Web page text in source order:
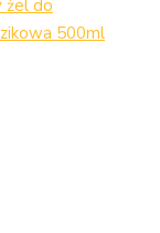
żel do
500ml